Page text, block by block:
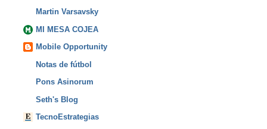
Martin Varsavsky
MI MESA COJEA
Mobile Opportunity
Notas de fútbol
Pons Asinorum
Seth's Blog
TecnoEstrategias